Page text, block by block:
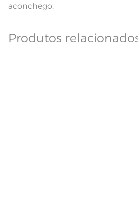
aconchego.
Produtos